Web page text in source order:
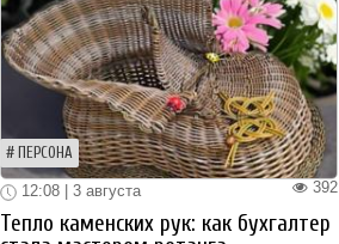
ПЕРСОНА
392
12:08 | 3 августа
Тепло каменских рук: как бухгалтер